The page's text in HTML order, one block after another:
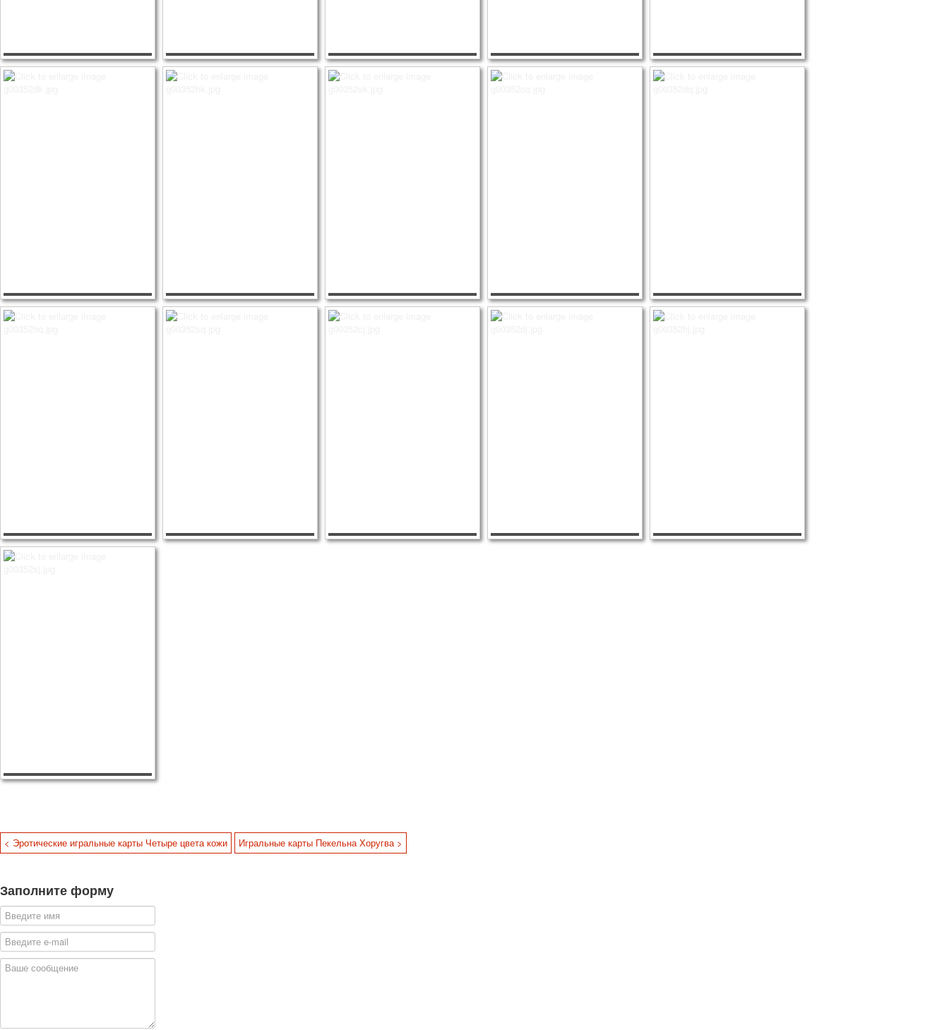
< Эротические игральные карты Четыре цвета кожи Игральные карты Пекельна Хоругва >
Заполните форму